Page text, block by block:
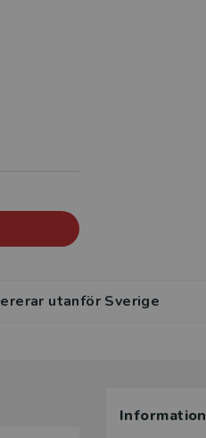
utanför Sverige
Information